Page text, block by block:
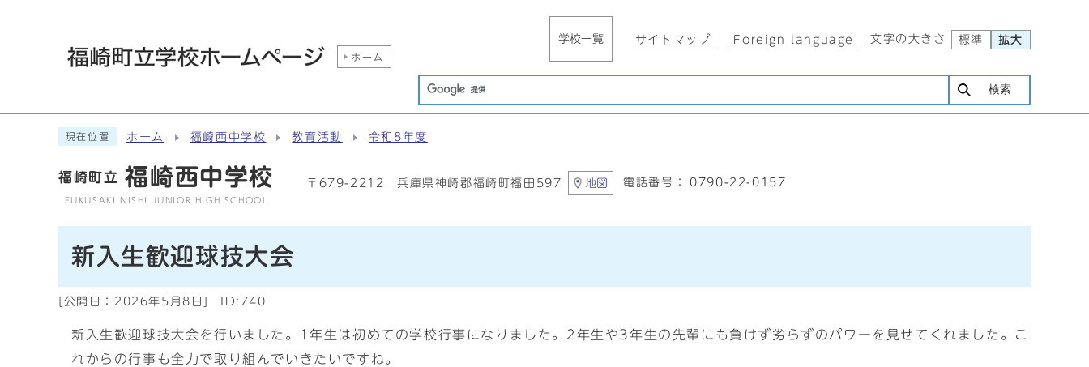
ホーム
学校一覧 サイトマップ Foreign language 文字の大きさ 標準 拡大
検索
現在位置 ホーム 福崎西中学校 教育活動 令和8年度
福崎町立 福崎西中学校
FUKUSAKI NISHI JUNIOR HIGH SCHOOL
〒679-2212 兵庫県神崎郡福崎町福田597 地図 電話番号： 0790-22-0157
新入生歓迎球技大会
[公開日： 2026年5月8日 ID:740
新入生歓迎球技大会を行いました。1年生は初めての学校行事になりました。2年生や3年生の先輩にも負けず劣らずのパワーを見せてくれました。こ
れからの行事も全力で取り組んでいきたいですね。